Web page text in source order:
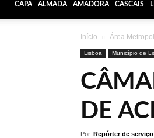
CAPA ALMADA AMADORA CASCAIS
Início Área
Lisboa Município de
DE
Por Repórter de serviço